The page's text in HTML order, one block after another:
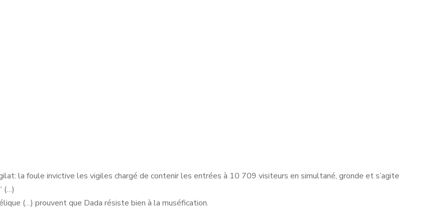
la foule invictive les vigiles chargé de contenir les entrées à 10 709 visiteurs en simultané, gronde et s’agite
(…)
(…) prouvent que Dada résiste bien à la muséfication.